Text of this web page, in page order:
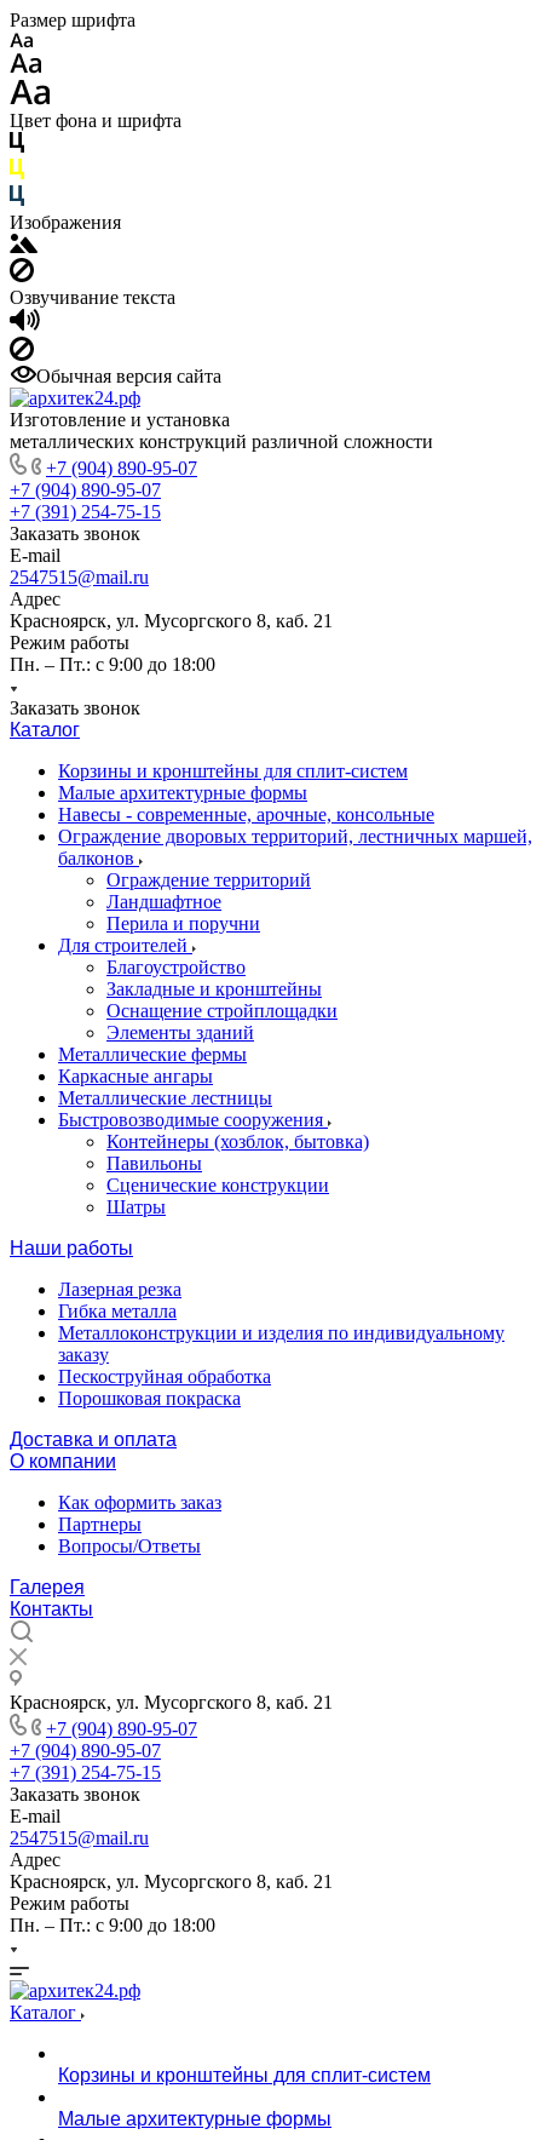
Размер шрифта
Цвет фона и шрифта
Изображения
Озвучивание текста
Обычная версия сайта
Изготовление и установка
металлических конструкций различной сложности
+7 (904) 890-95-07
+7 (904) 890-95-07
+7 (391) 254-75-15
Заказать звонок
E-mail
2547515@mail.ru
Адрес
Красноярск, ул. Мусоргского 8, каб. 21
Режим работы
Пн. – Пт.: с 9:00 до 18:00
Заказать звонок
Каталог
Корзины и кронштейны для сплит-систем
Малые архитектурные формы
Навесы - современные, арочные, консольные
Ограждение дворовых территорий, лестничных маршей,
балконов
Ограждение территорий
Ландшафтное
Перила и поручни
Для строителей
Благоустройство
Закладные и кронштейны
Оснащение стройплощадки
Элементы зданий
Металлические фермы
Каркасные ангары
Металлические лестницы
Быстровозводимые сооружения
Контейнеры (хозблок, бытовка)
Павильоны
Сценические конструкции
Шатры
Наши работы
Лазерная резка
Гибка металла
Металлоконструкции и изделия по индивидуальному
заказу
Пескоструйная обработка
Порошковая покраска
Доставка и оплата
О компании
Как оформить заказ
Партнеры
Вопросы/Ответы
Галерея
Контакты
Красноярск, ул. Мусоргского 8, каб. 21
+7 (904) 890-95-07
+7 (904) 890-95-07
+7 (391) 254-75-15
Заказать звонок
E-mail
2547515@mail.ru
Адрес
Красноярск, ул. Мусоргского 8, каб. 21
Режим работы
Пн. – Пт.: с 9:00 до 18:00
Каталог
Корзины и кронштейны для сплит-систем
Малые архитектурные формы